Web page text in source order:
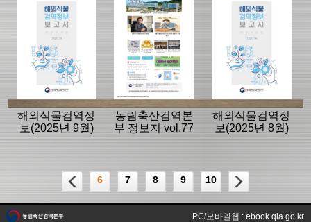
해외식물검역정
보(2025년 9월)
농림축산검역본
부 정보지 vol.77
해외식물검역정
보(2025년 8월)
6 7 8 9 10
PC/모바일웹 : ebook.qia.go.kr